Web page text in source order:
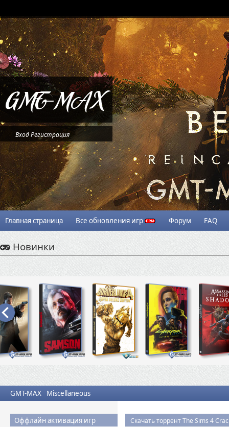
ВходРегистрация
Главная страница Все обновления игр Форум FAQ
Новинки
GMT-MAX Miscellaneous
Оффлайн активация игр Скачать торрент The Sims 4